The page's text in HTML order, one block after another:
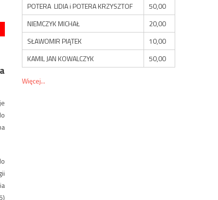
POTERA LIDIA i POTERA KRZYSZTOF
50,00
NIEMCZYK MICHAŁ
20,00
SŁAWOMIR PIĄTEK
10,00
KAMIL JAN KOWALCZYK
50,00
Więcej...